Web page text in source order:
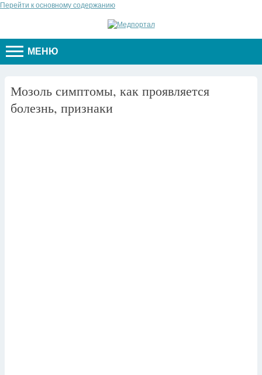
Перейти к основному содержанию
МЕНЮ
Мозоль симптомы, как проявляется
болезнь, признаки